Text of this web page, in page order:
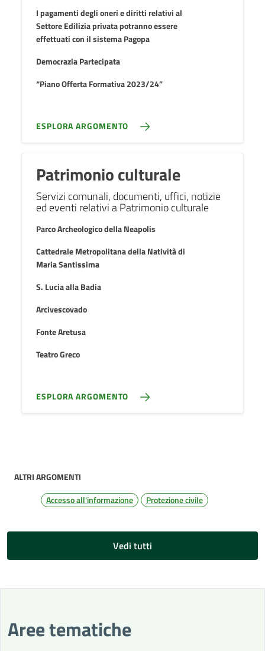
I pagamenti degli oneri e diritti relativi al
Settore Edilizia privata potranno essere
effettuati con il sistema Pagopa
Democrazia Partecipata
“Piano Offerta Formativa 2023/24”
ESPLORA ARGOMENTO
Patrimonio culturale
Servizi comunali, documenti, uffici, notizie
ed eventi relativi a Patrimonio culturale
Parco Archeologico della Neapolis
Cattedrale Metropolitana della Natività di
Maria Santissima
S. Lucia alla Badia
Arcivescovado
Fonte Aretusa
Teatro Greco
ESPLORA ARGOMENTO
ALTRI ARGOMENTI
Accesso all'informazione
Protezione civile
Vedi tutti
Aree tematiche